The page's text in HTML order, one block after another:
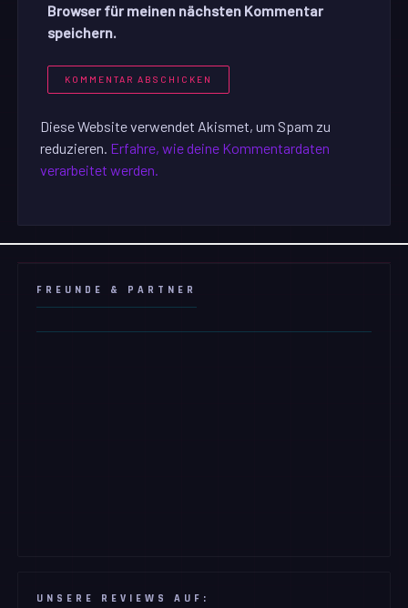
Browser für meinen nächsten Kommentar
speichern.
Diese Website verwendet Akismet, um Spam zu
reduzieren. Erfahre, wie deine Kommentardaten
verarbeitet werden.
FREUNDE & PARTNER
UNSERE REVIEWS AUF: